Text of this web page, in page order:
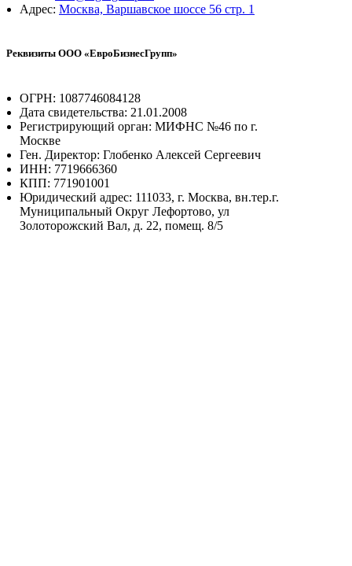
Адрес: Москва, Варшавское шоссе 56 стр. 1
Реквизиты ООО «ЕвроБизнесГрупп»
ОГРН: 1087746084128
Дата свидетельства: 21.01.2008
Регистрирующий орган: МИФНС №46 по г.
Москве
Ген. Директор: Глобенко Алексей Сергеевич
ИНН: 7719666360
КПП: 771901001
Юридический адрес: 111033, г. Москва, вн.тер.г.
Муниципальный Округ Лефортово, ул
Золоторожский Вал, д. 22, помещ. 8/5